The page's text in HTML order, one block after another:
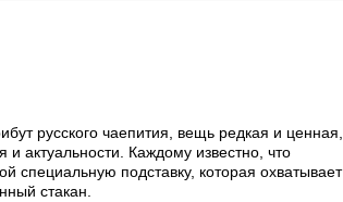
русского чаепития, вещь редкая и ценная,
актуальности. Каждому известно, что
специальную подставку, которая охватывает
стакан.